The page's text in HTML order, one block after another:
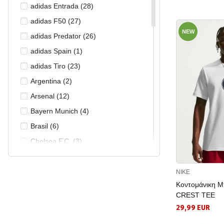
37/39 (4)
38 (25)
38 1/2 (8)
38 2/3 (16)
39 (4)
40 (11)
40 1/2 (3)
40 2/3 (2)
40/42 (4)
41 (8)
adidas Entrada (28)
adidas F50 (27)
adidas Predator (26)
adidas Spain (1)
adidas Tiro (23)
Argentina (2)
Arsenal (12)
Bayern Munich (4)
Brasil (6)
Chelsea F.C. (3)
Colombia (1)
NEW
NIKE
Κοντομάνικη
CREST TEE
29,99 EUR